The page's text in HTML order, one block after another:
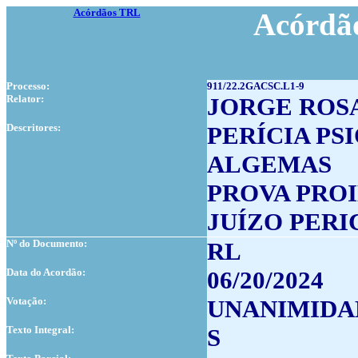
Acórdãos TRL
Processo:
911/22.2GACSC.L1-9
Relator:
JORGE
Descritores:
PERÍCIA
ALGEMAS
PROVA
JUÍZO
Nº do Documento: RL
Data do Acordão: 06/20/2024
Votação:
Texto Integral: S